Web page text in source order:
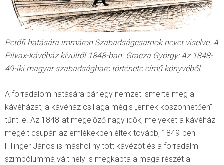
Petőfi hatására immáron Szabadságcsarnok nevet viselve. A
Pilvax-kávéház kívülről 1848-ban. Gracza György: Az 1848-
49-iki magyar szabadságharc története című könyvéből.
A forradalom hatására bár egy nemzet ismerte meg a
kávéházat, a kávéház csillaga mégis „ennek köszönhetően”
tűnt le. Az 1848-at megelőző nagy idők, melyeket a kávéház
megélt csupán az emlékekben éltek tovább, 1849-ben
Fillinger János is máshol nyitott kávézót és a forradalmi
szimbólummá vált hely is megkapta a maga részét a